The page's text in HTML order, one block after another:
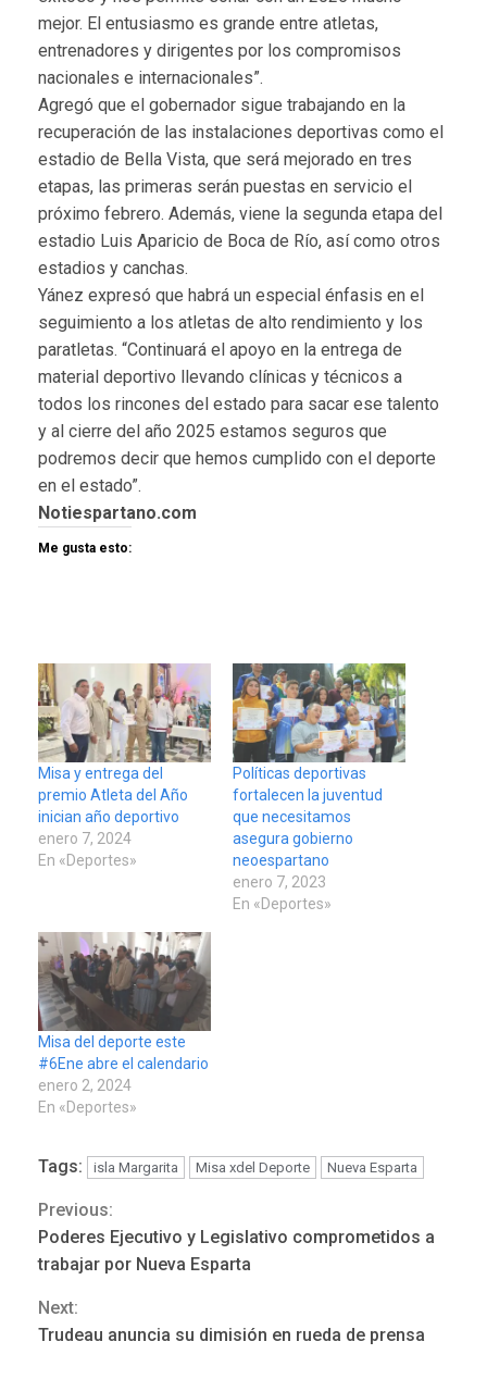
mejor. El entusiasmo es grande entre atletas,
entrenadores y dirigentes por los compromisos
nacionales e internacionales”.
Agregó que el gobernador sigue trabajando en la
recuperación de las instalaciones deportivas como el
estadio de Bella Vista, que será mejorado en tres
etapas, las primeras serán puestas en servicio el
próximo febrero. Además, viene la segunda etapa del
estadio Luis Aparicio de Boca de Río, así como otros
estadios y canchas.
Yánez expresó que habrá un especial énfasis en el
seguimiento a los atletas de alto rendimiento y los
paratletas. “Continuará el apoyo en la entrega de
material deportivo llevando clínicas y técnicos a
todos los rincones del estado para sacar ese talento
y al cierre del año 2025 estamos seguros que
podremos decir que hemos cumplido con el deporte
en el estado”.
Notiespartano.com
Me gusta esto:
Misa y entrega del
premio Atleta del Año
inician año deportivo
enero 7, 2024
En «Deportes»
Políticas deportivas
fortalecen la juventud
que necesitamos
asegura gobierno
neoespartano
enero 7, 2023
En «Deportes»
Misa del deporte este
#6Ene abre el calendario
enero 2, 2024
En «Deportes»
Tags: isla Margarita Misa xdel Deporte Nueva Esparta
Continue
Reading
Previous:
Poderes Ejecutivo y Legislativo comprometidos a
trabajar por Nueva Esparta
Next:
Trudeau anuncia su dimisión en rueda de prensa
3
REGIONALES ÚLTIMA HORA
vehicular de 60 unidades
adquiridas en un año de
REGIONALES ÚLTIMA HORA